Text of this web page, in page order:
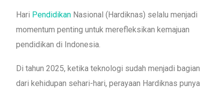
Hari Pendidikan Nasional (Hardiknas) selalu menjadi
momentum penting untuk merefleksikan kemajuan
pendidikan di Indonesia.
Di tahun 2025, ketika teknologi sudah menjadi bagian
dari kehidupan sehari-hari, perayaan Hardiknas punya